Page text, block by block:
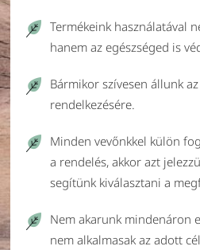
Termékeink használatával
hanem az egészséged is
Bármikor szívesen állunk
rendelkezésére.
Minden vevőnkkel külön
a rendelés, akkor azt
segítünk kiválasztani a
Nem akarunk mindenáron
nem alkalmasak az adott